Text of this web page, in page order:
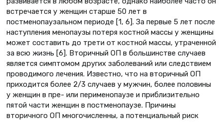
встречается у женщин старше 50 лет в
постменопаузальном периоде [1, 6]. За первые 5 лет после
наступления менопаузы потеря костной массы у женщины
может составить до трети от костной массы, утраченной
за всю жизнь [6]. Вторичный ОП в большинстве случаев
является симптомом других заболеваний или следствием
проводимого лечения. Известно, что на вторичный ОП
приходится более 2/3 случаев у мужчин, более половины
у женщин в пре- или перименопаузе и приблизительно
пятой части женщин в постменопаузе. Причины
вторичного ОП многочисленны, а потенциальный риск